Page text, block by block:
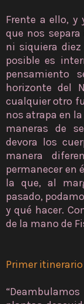
Frente a ello,
que nos
ni siquiera
posible es
pensamiento
horizonte del
cualquier otro
nos atrapa en
maneras de
devora los
manera
permanecer en
la que, al
pasado,
y qué hacer.
de la mano de
Primer